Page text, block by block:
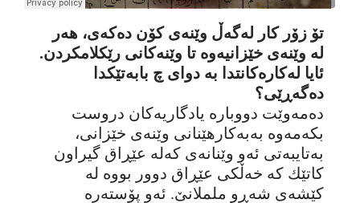
تۆ زۆر کار لەگەڵ وێنەی کۆن دەکەی، هەر
لە وێنەی خێزانیەوە تا وێنەکانی رێکلامکردن.
ئایا لەکارەکانتدا بە دوای چ بابەتێکدا
دەگەڕێی؟
دەمەوێت دووبارە یادگاریەکان دروست
بکەمەوە بەبەکارهێنانی وێنەی خێزانی،
بەتایبەتی ئەو وێنانەی کەلە عێڕاق گیراون
کاتێك کە خەڵکی عێڕاق دوور بووە لە
کێشەی شەڕو ململانێ. ئەو پۆستەرە